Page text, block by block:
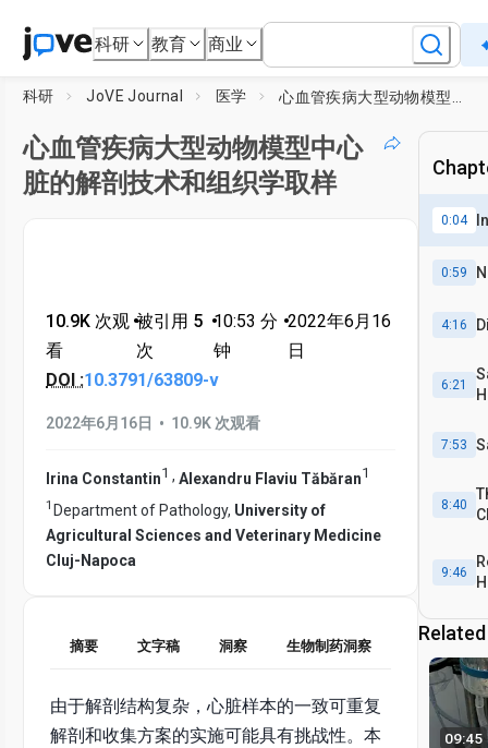
科研 教育 商业
科研 JoVE Journal 医学
心血管疾病大型动物模型中心
脏的解剖技术和组织学取样
10.9K 次观
看
•被引用 5
次
•10:53 分
钟
•2022年6月16
日
DOI :10.3791/63809-v
2022年6月16日 • 10.9K 次观看
Irina Constantin1 , Alexandru Flaviu Tăbăran1
1 Department of Pathology, University of
Agricultural Sciences and Veterinary Medicine
Cluj-Napoca
摘要 文字稿 洞察 生物制药洞察
由于解剖结构复杂，心脏样本的一致可重复
解剖和收集方案的实施可能具有挑战性。本
0:04
0:59
4:16
6:21
7:53
8:40
9:46
10:13
09:45